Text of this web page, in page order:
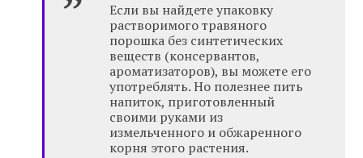
Если вы найдете упаковку
растворимого травяного
порошка без синтетических
веществ (консервантов,
ароматизаторов), вы можете его
употреблять. Но полезнее пить
напиток, приготовленный
своими руками из
измельченного и обжаренного
корня этого растения.